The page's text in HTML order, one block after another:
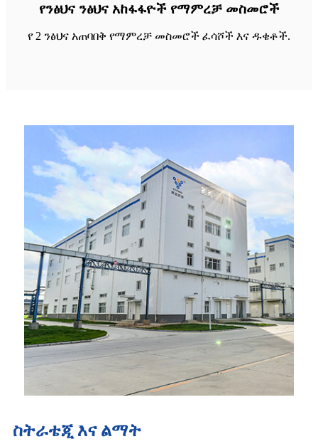
የንፅህና ንፅህና አከፋፋዮች የማምረቻ መስመሮች
የ 2 ንፅህና አጠባበቅ የማምረቻ መስመሮች ፈሳሾች እና ዱቄቶች.
ስትራቴጂ እና ልማት